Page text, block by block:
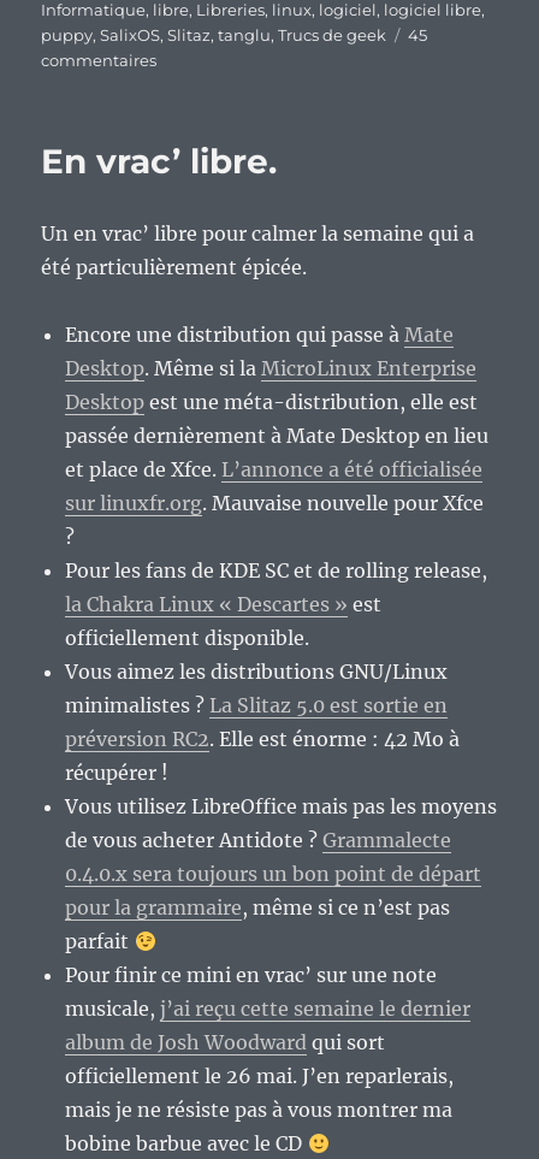
Informatique, libre, Libreries, linux, logiciel, logiciel libre,
puppy,SalixOS,Slitaz,tanglu,Trucs de geek
45
commentairessur
une
idéale
pour
eeePC
1005,
2.
En vrac’ libre.
Un en vrac’ libre pour calmer la semaine qui a
été particulièrement épicée.
Encore une distribution qui passe àMate
Desktop. Même si laMicroLinux Enterprise
Desktop est une méta-distribution, elle est
passée dernièrement à Mate Desktop en lieu
et place de Xfce. L’annonce a été officialisée
sur linuxfr.org. Mauvaise nouvelle pour Xfce
?
Pour les fans de KDE SC et de rolling release,
la Chakra Linux « Descartes » est
officiellement disponible.
Vous aimez les distributions GNU/Linux
minimalistes ? La Slitaz 5.0 est sortie en
préversion RC2. Elle est énorme : 42 Mo à
récupérer !
Vous utilisez LibreOffice mais pas les moyens
de vous acheter Antidote ?Grammalecte
0.4.0.x sera toujours un bon point de départ
pour la grammaire, même si ce n’est pas
parfait
Pour finir ce mini en vrac’ sur une note
musicale,j’ai reçu cette semaine le dernier
album de Josh Woodward qui sort
officiellement le 26 mai. J’en reparlerais,
mais je ne résiste pas à vous montrer ma
bobine barbue avec le CD